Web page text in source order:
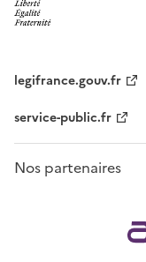
legifrance.gouv.fr
service-public.fr
Nos partenaires